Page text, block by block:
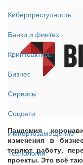
Киберпреступность
Банки и финтех
Криптоактивы
Бизнес
Сервисы
Соцсети
Импортозамещение
Технологии
Пандемия
изменения в
теряют работу,
проекты. Это всё